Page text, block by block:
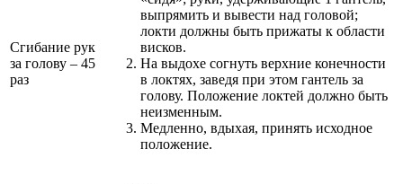
Сгибание рук
за голову – 45
раз
выпрямить и вывести над головой;
локти должны быть прижаты к области
висков.
На выдохе согнуть верхние конечности
в локтях, заведя при этом гантель за
голову. Положение локтей должно быть
неизменным.
Медленно, вдыхая, принять исходное
положение.